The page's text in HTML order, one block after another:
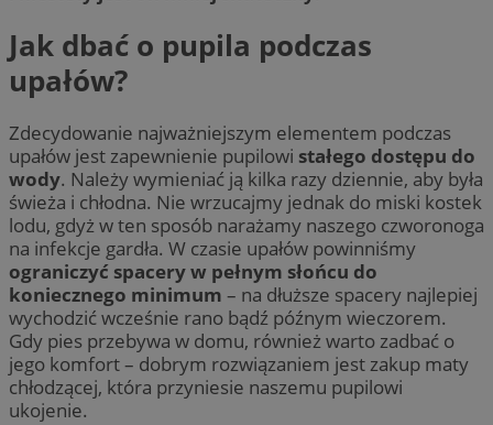
Jak dbać o pupila podczas
upałów?
Zdecydowanie najważniejszym elementem podczas
upałów jest zapewnienie pupilowi stałego dostępu do
wody. Należy wymieniać ją kilka razy dziennie, aby była
świeża i chłodna. Nie wrzucajmy jednak do miski kostek
lodu, gdyż w ten sposób narażamy naszego czworonoga
na infekcje gardła. W czasie upałów powinniśmy
ograniczyć spacery w pełnym słońcu do
koniecznego minimum – na dłuższe spacery najlepiej
wychodzić wcześnie rano bądź późnym wieczorem.
Gdy pies przebywa w domu, również warto zadbać o
jego komfort – dobrym rozwiązaniem jest zakup maty
chłodzącej, która przyniesie naszemu pupilowi
ukojenie.